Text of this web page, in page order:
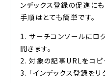
ンデックス登録の促進にも
手順はとても簡単です。
1. サーチコンソールにロ
開きます。
2. 対象の記事URLをコピ
3. 「インデックス登録をリ